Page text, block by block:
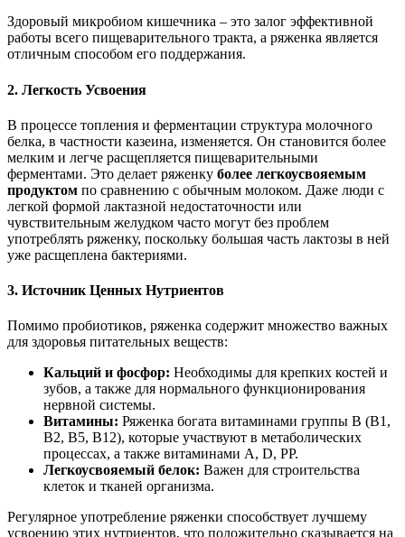
Здоровый микробиом кишечника – это залог эффективной
работы всего пищеварительного тракта, а ряженка является
отличным способом его поддержания.
2. Легкость Усвоения
В процессе топления и ферментации структура молочного
белка, в частности казеина, изменяется. Он становится более
мелким и легче расщепляется пищеварительными
ферментами. Это делает ряженку более легкоусвояемым
продуктом по сравнению с обычным молоком. Даже люди с
легкой формой лактазной недостаточности или
чувствительным желудком часто могут без проблем
употреблять ряженку, поскольку большая часть лактозы в ней
уже расщеплена бактериями.
3. Источник Ценных Нутриентов
Помимо пробиотиков, ряженка содержит множество важных
для здоровья питательных веществ:
Кальций и фосфор: Необходимы для крепких костей и
зубов, а также для нормального функционирования
нервной системы.
Витамины: Ряженка богата витаминами группы В (B1,
B2, B5, B12), которые участвуют в метаболических
процессах, а также витаминами A, D, PP.
Легкоусвояемый белок: Важен для строительства
клеток и тканей организма.
Регулярное употребление ряженки способствует лучшему
усвоению этих нутриентов, что положительно сказывается на